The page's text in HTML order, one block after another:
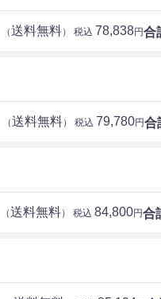
合
（送料無料） 税込 78,838円
合
（送料無料） 税込 79,780円
合
（送料無料） 税込 84,800円